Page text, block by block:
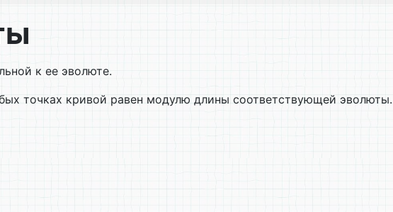
к ее эволюте.
точках кривой равен модулю длины соответствующей эволюты.